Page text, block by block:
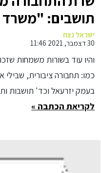
תושבים: "משרד
לעומק וייסע
בין קרית
ישראל נצח
30 דצמבר, 2021 11:46
והיו עוד בשורות משמחות
כמו: תחבורה ציבורית,
בעמק יזרעאל וכד' תושבות
לקריאת הכתבה »